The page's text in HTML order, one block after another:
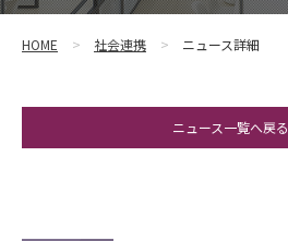
HOME 社会連携 ニュース詳細
ニュース一覧へ戻る